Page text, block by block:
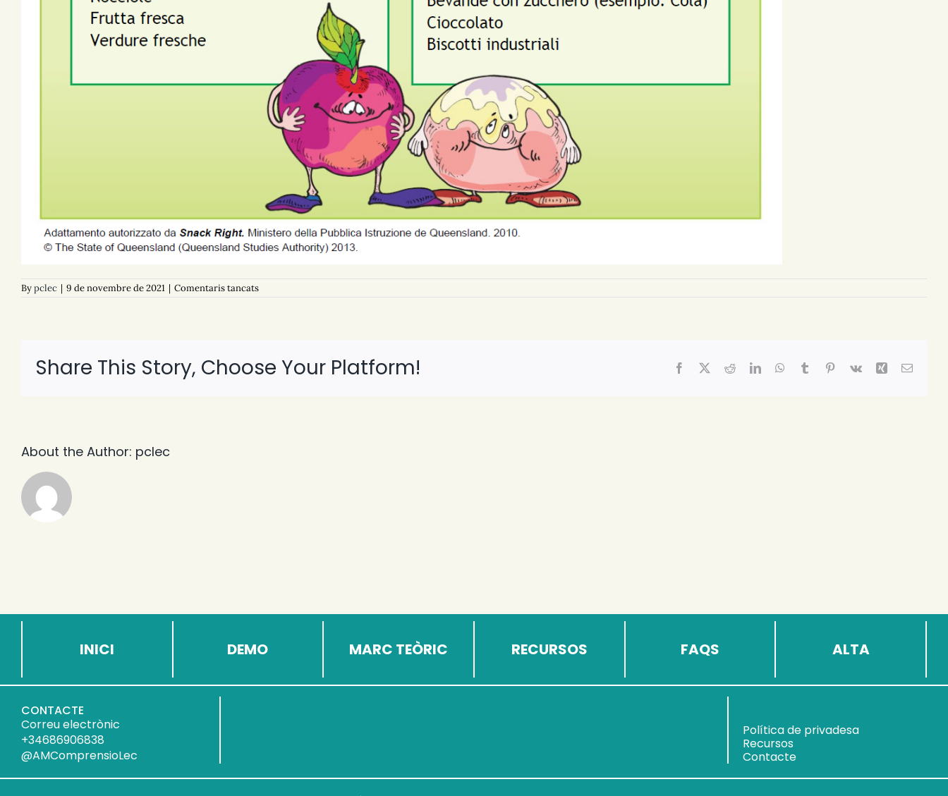
Bypclec | 9 de novembre de 2021 | Comentaris tancatsa
Share This Story, Choose Your Platform! Facebook RedditLinkedInWhatsApp
Tumblr Pinterest
Vk Xing Email:
About the Author: pclec
INICI DEMO MARC TEÒRIC RECURSOS FAQS ALTA
CONTACTE
Correu electrònic
+34686906838
@AMComprensioLec
Política de privadesa
Recursos
Contacte